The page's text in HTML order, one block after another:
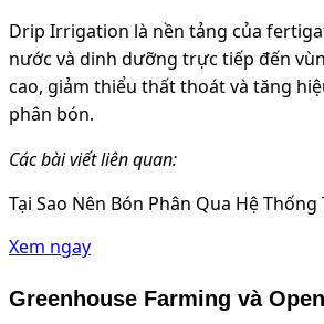
Drip Irrigation là nền tảng của
nước và dinh dưỡng trực tiếp đến
cao, giảm thiểu thất thoát và tăng
phân bón.
Các bài viết liên quan:
Tại Sao Nên Bón Phân Qua Hệ
Xem ngay
Greenhouse Farming và